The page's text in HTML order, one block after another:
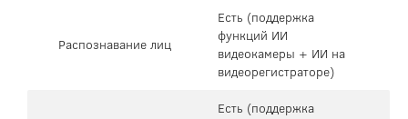
Распознавание лиц
Есть (поддержка
функций ИИ
видеокамеры + ИИ на
видеорегистраторе)
Есть (поддержка